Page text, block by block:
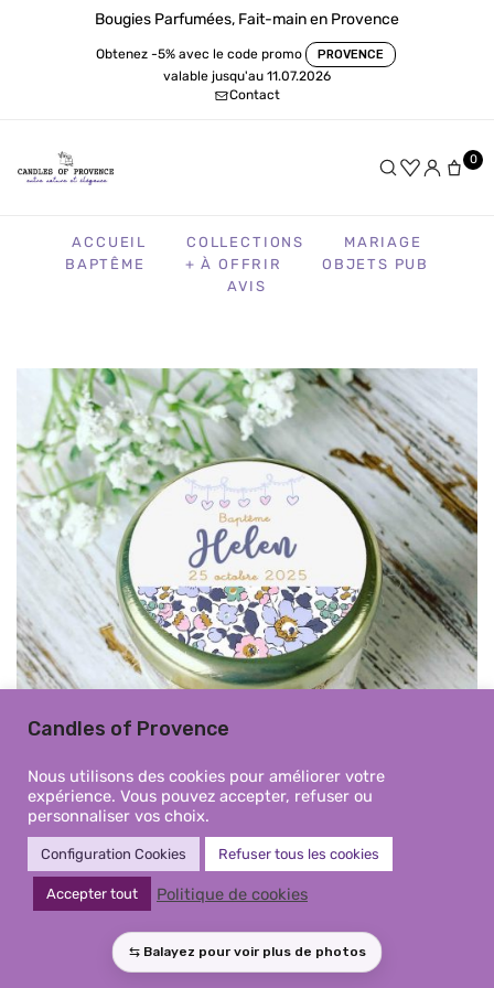
Bougies Parfumées, Fait-main en Provence
Obtenez -5% avec le code promo PROVENCE
valable jusqu'au 11.07.2026
Contact
0
ACCUEIL COLLECTIONS
MARIAGE
BAPTÊME
+ À OFFRIR
OBJETS PUB
AVIS
Mini Bougie baptême Liberty
Helen personnalisée – cadeau
invités raffinés
Candles of Provence
Nous utilisons des cookies pour améliorer votre
expérience. Vous pouvez accepter, refuser ou
personnaliser vos choix.
Configuration Cookies Refuser tous les cookies
Accepter tout Politique de cookies